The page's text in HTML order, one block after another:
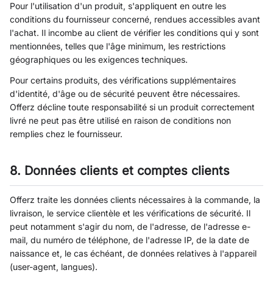
Pour l'utilisation d'un produit, s'appliquent en outre les
conditions du fournisseur concerné, rendues accessibles avant
l'achat. Il incombe au client de vérifier les conditions qui y sont
mentionnées, telles que l'âge minimum, les restrictions
géographiques ou les exigences techniques.
Pour certains produits, des vérifications supplémentaires
d'identité, d'âge ou de sécurité peuvent être nécessaires.
Offerz décline toute responsabilité si un produit correctement
livré ne peut pas être utilisé en raison de conditions non
remplies chez le fournisseur.
8. Données clients et comptes clients
Offerz traite les données clients nécessaires à la commande, la
livraison, le service clientèle et les vérifications de sécurité. Il
peut notamment s'agir du nom, de l'adresse, de l'adresse e-
mail, du numéro de téléphone, de l'adresse IP, de la date de
naissance et, le cas échéant, de données relatives à l'appareil
(user-agent, langues).